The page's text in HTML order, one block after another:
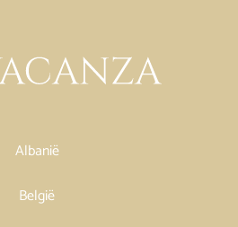
Albanië
België